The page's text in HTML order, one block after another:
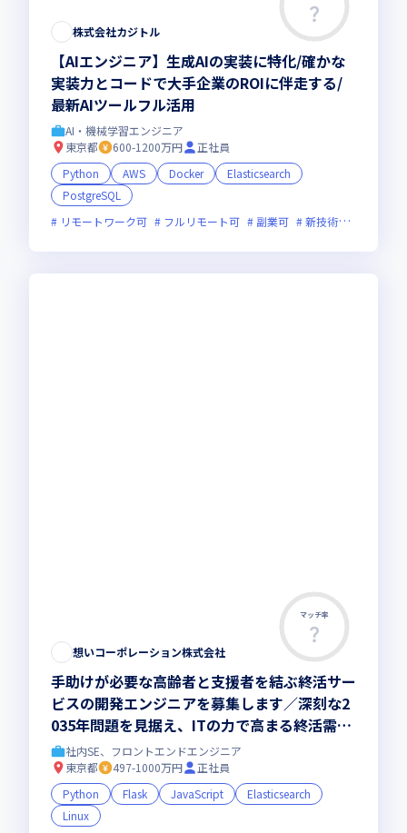
株式会社カジトル
【AIエンジニア】生成AIの実装に特化/確かな
実装力とコードで大手企業のROIに伴走する/
最新AIツールフル活用
AI・機械学習エンジニア
東京都
600-1200万円
正社員
Python
AWS Docker
Elasticsearch
PostgreSQL
リモートワーク可
フルリモート可 副業可 新技術に積極的
マッチ率
想いコーポレーション株式会社
手助けが必要な高齢者と支援者を結ぶ終活サー
ビスの開発エンジニアを募集します／深刻な2
035年問題を見据え、ITの力で高まる終活需要
をともにサポートしませんか
社内SE、フロントエンドエンジニア
東京都
497-1000万円
正社員
Python
Flask JavaScript
Elasticsearch
Linux